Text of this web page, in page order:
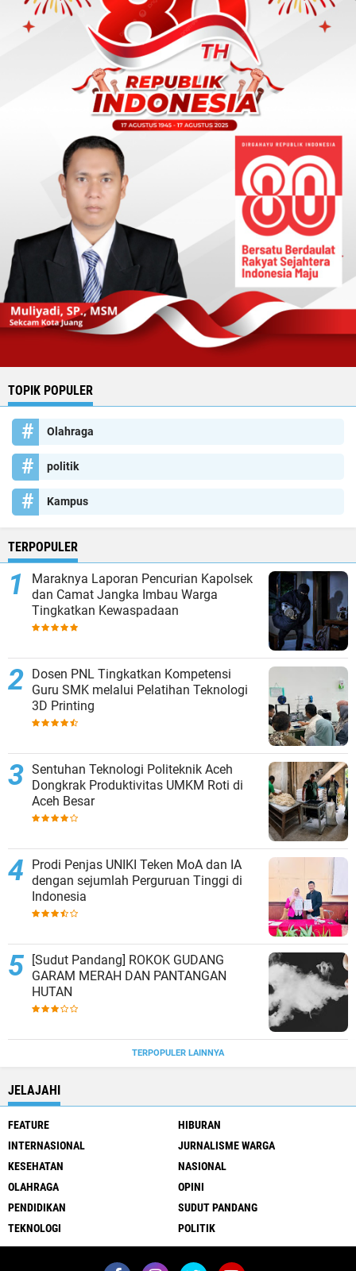
TOPIK POPULER
Olahraga
politik
Kampus
TERPOPULER
Maraknya Laporan Pencurian Kapolsek
dan Camat Jangka Imbau Warga
Tingkatkan Kewaspadaan
Dosen PNL Tingkatkan Kompetensi
Guru SMK melalui Pelatihan Teknologi
3D Printing
Sentuhan Teknologi Politeknik Aceh
Dongkrak Produktivitas UMKM Roti di
Aceh Besar
Prodi Penjas UNIKI Teken MoA dan IA
dengan sejumlah Perguruan Tinggi di
Indonesia
[Sudut Pandang] ROKOK GUDANG
GARAM MERAH DAN PANTANGAN
HUTAN
TERPOPULER LAINNYA
JELAJAHI
FEATURE
HIBURAN
INTERNASIONAL
JURNALISME WARGA
KESEHATAN
NASIONAL
OLAHRAGA
OPINI
PENDIDIKAN
SUDUT PANDANG
TEKNOLOGI
POLITIK